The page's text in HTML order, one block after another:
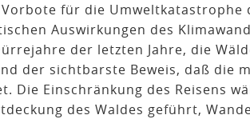
für die Umweltkatastrophe
Auswirkungen des
der letzten Jahre, die
der sichtbarste Beweis, daß die
Einschränkung des Reisens
des Waldes geführt,